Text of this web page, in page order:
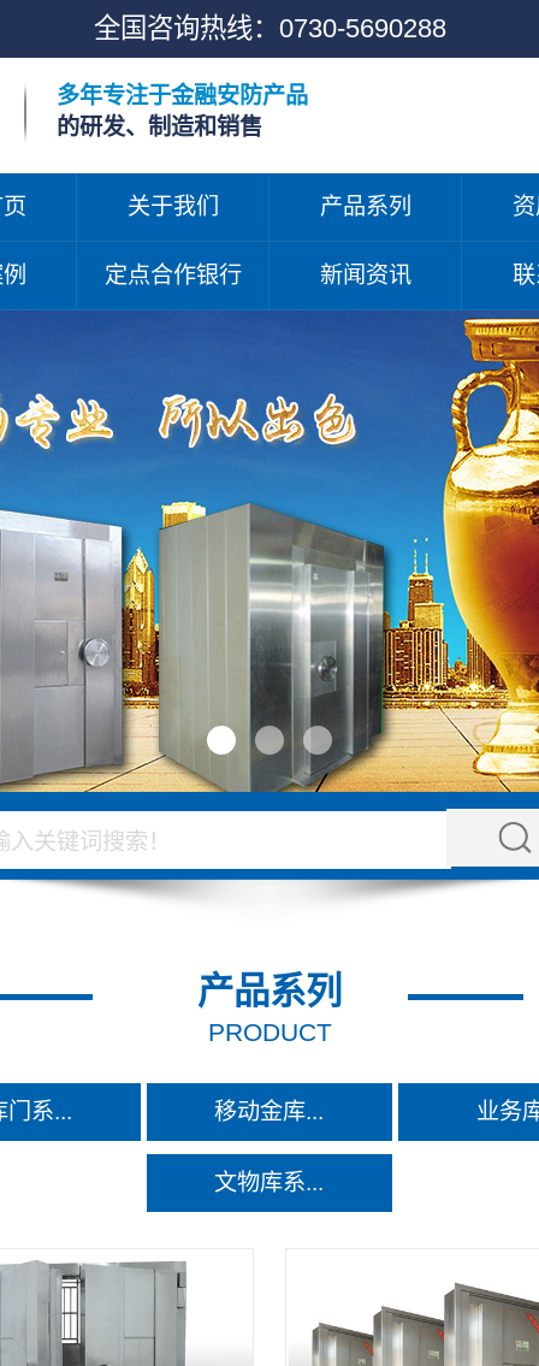
全国咨询热线： 0730-5690288
多年专注于金融安防产品
的研发、制造和销售
关于我们 产品系列
定点合作银行 新闻资讯
产品系列
PRODUCT
门系... 移动金库... 业务
文物库系...